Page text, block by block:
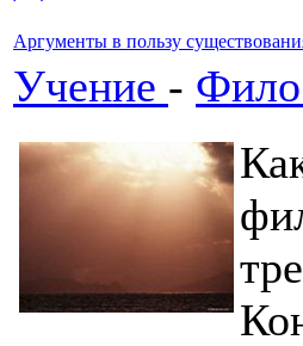
Аргументы в пользу
Учение -